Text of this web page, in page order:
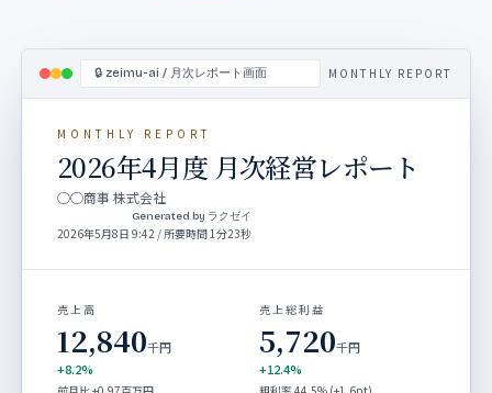
🔒 zeimu-ai / 月次レポート画面 MONTHLY REPORT
MONTHLY REPORT
2026年4月度 月次経営レポート
◯◯商事 株式会社
Generated by ラクゼイ
2026年5月8日 9:42 / 所要時間 1分23秒
売上高
12,840千円
+8.2%
前月比 +0.97百万円
売上総利益
5,720千円
+12.4%
粗利率 44.5% (+1.6pt)